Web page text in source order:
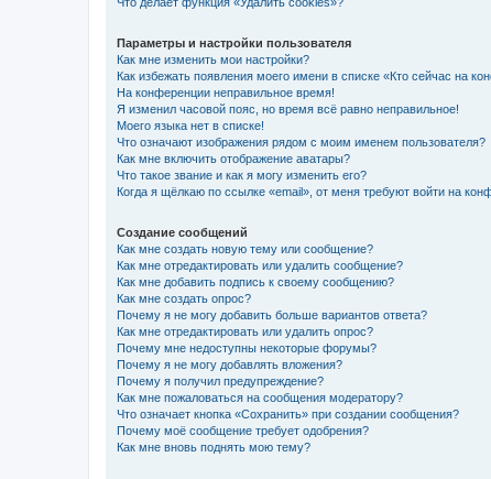
Параметры и настройки пользователя
Как мне изменить мои настройки?
Как избежать появления моего имени в списке «Кто сейчас на
На конференции неправильное время!
Я изменил часовой пояс, но время всё равно неправильное!
Моего языка нет в списке!
Что означают изображения рядом с моим именем пользователя?
Как мне включить отображение аватары?
Что такое звание и как я могу изменить его?
Когда я щёлкаю по ссылке «email», от меня требуют войти на
Создание сообщений
Как мне создать новую тему или сообщение?
Как мне отредактировать или удалить сообщение?
Как мне добавить подпись к своему сообщению?
Как мне создать опрос?
Почему я не могу добавить больше вариантов ответа?
Как мне отредактировать или удалить опрос?
Почему мне недоступны некоторые форумы?
Почему я не могу добавлять вложения?
Почему я получил предупреждение?
Как мне пожаловаться на сообщения модератору?
Что означает кнопка «Сохранить» при создании сообщения?
Почему моё сообщение требует одобрения?
Как мне вновь поднять мою тему?